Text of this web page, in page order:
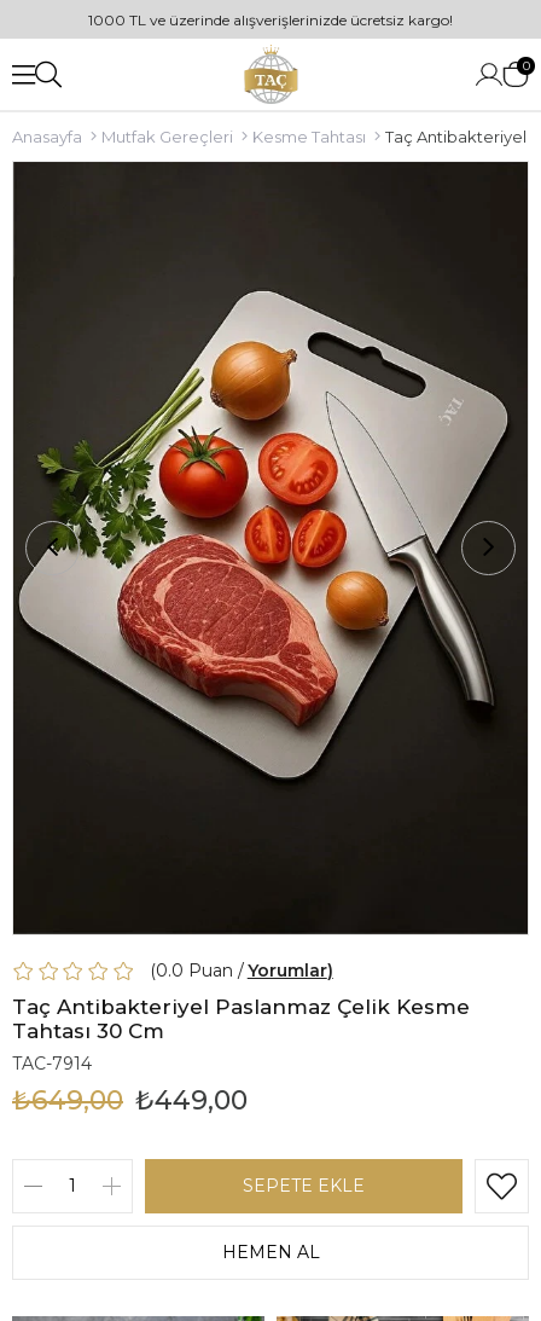
1000 TL ve üzerinde alışverişlerinizde ücretsiz kargo!
0
Anasayfa Mutfak Gereçleri Kesme Tahtası
0.0 Yorumlar
Taç Antibakteriyel Paslanmaz Çelik Kesme
Tahtası 30 Cm
TAC-7914
₺649,00 ₺449,00